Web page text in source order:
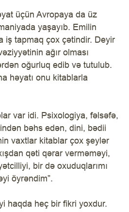
üçün Avropaya da üz
yaşayıb. Emilin
iş tapmaq çox çətindir. Deyir
ağır olması
oğurluq edib və tutulub.
həyatı onu kitablarla
var idi. Psixologiya, fəlsəfə,
bəhs edən, dini, bədii
vaxtlar kitablar çox şeylər
qəti qərar verməməyi,
bir də oxuduqlarımı
öyrəndim”.
haqda heç bir fikri yoxdur.